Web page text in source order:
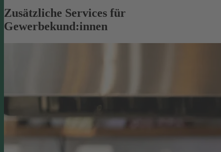
Zusätzliche Services für
Gewerbekund:innen